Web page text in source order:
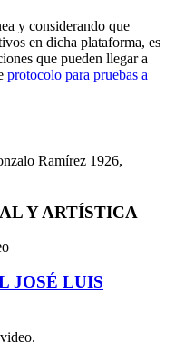
y considerando que
en dicha plataforma, es
que pueden llegar a
protocolo para pruebas a
Ramírez 1926,
Y ARTÍSTICA
JOSÉ LUIS